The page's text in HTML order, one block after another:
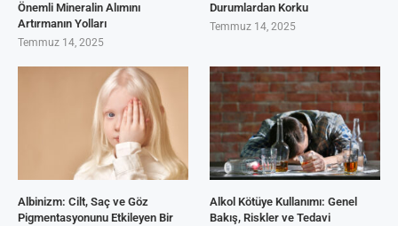
Önemli Mineralin Alımını
Artırmanın Yolları
Temmuz 14, 2025
Durumlardan Korku
Temmuz 14, 2025
Albinizm: Cilt, Saç ve Göz
Pigmentasyonunu Etkileyen Bir
Alkol Kötüye Kullanımı: Genel
Bakış, Riskler ve Tedavi